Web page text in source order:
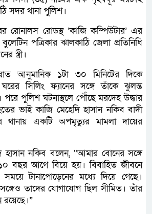
সদর থানা পুলিশ।
রোনালস রোডস্থ ‘কাজি কম্পিউটার’ এর
পত্রিকার ঝালকাঠি জেলা প্রতিনিধি
স্ত্রী।
আনুমানিক ১টা ৩০ মিনিটের দিকে
সিলিং ফ্যানের সঙ্গে তাঁকে ঝুলন্ত
পরে পুলিশ ঘটনাস্থলে পৌঁছে মরদেহ উদ্ধার
ভাই কাজি মেহেদি হাসান নকিব বাদী
থানায় একটি অপমৃত্যুর মামলা দায়ের
হাসান নকিব বলেন, “আমার বোনের সঙ্গে
বছর আগে বিয়ে হয়। বিবাহিত জীবনে
টানাপোড়েনের মধ্যে দিয়ে গেছে।
তাদের যোগাযোগ ছিল সীমিত। তাঁর
রয়েছে।”